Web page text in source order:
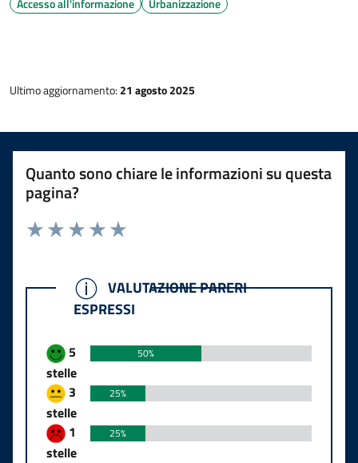
Accesso all'informazione Urbanizzazione
Ultimo aggiornamento: 21 agosto 2025
Quanto sono chiare le informazioni su questa
pagina?
Rating:
VALUTAZIONE PARERI ESPRESSI
VALUTAZIONE PARERI
ESPRESSI
5
stelle
50%
3
stelle
25%
1
stelle
25%